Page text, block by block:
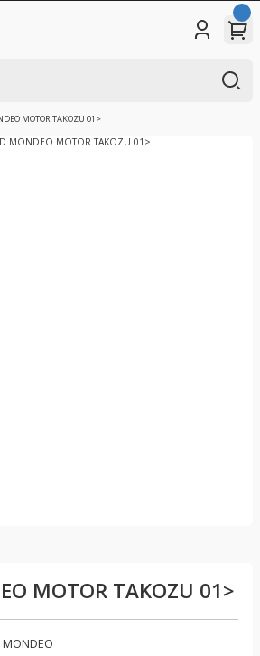
MOTOR TAKOZU 01>
MOTOR TAKOZU 01>
MONDEO